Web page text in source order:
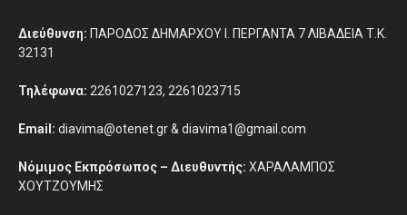
Διεύθυνση: ΠΑΡΟΔΟΣ ΔΗΜΑΡΧΟΥ Ι. ΠΕΡΓΑΝΤΑ 7 ΛΙΒΑΔΕΙΑ Τ.Κ.
32131
Τηλέφωνα: 2261027123, 2261023715
Email: diavima@otenet.gr & diavima1@gmail.com
Νόμιμος Εκπρόσωπος – Διευθυντής: ΧΑΡΑΛΑΜΠΟΣ
ΧΟΥΤΖΟΥΜΗΣ